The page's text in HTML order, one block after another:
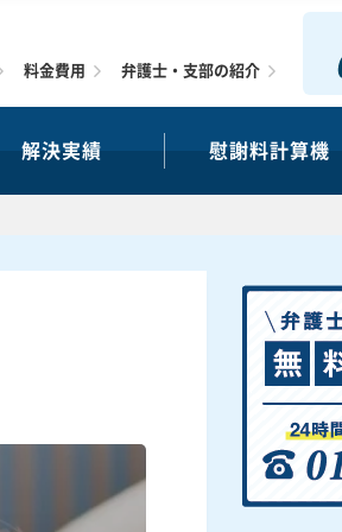
解決実績 慰謝料計算機
料金費用 弁護士・支部の紹介